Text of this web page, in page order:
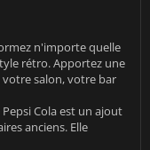
n'importe quelle
rétro. Apportez une
votre salon, votre bar
Cola est un ajout
anciens. Elle